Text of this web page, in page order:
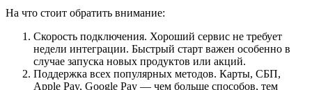
На что стоит обратить внимание:
Скорость подключения. Хороший сервис не требует
недели интеграции. Быстрый старт важен особенно в
случае запуска новых продуктов или акций.
Поддержка всех популярных методов. Карты, СБП,
Apple Pay, Google Pay — чем больше способов, тем